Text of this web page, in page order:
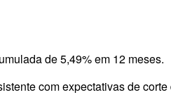
de 5,49% em 12 meses.
com expectativas de